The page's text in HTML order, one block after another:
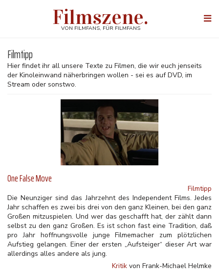
Filmszene.
VON FILMFANS, FÜR FILMFANS
Filmtipp
Hier findet ihr all unsere Texte zu Filmen, die wir euch jenseits
der Kinoleinwand näherbringen wollen - sei es auf DVD, im
Stream oder sonstwo.
One False Move
Filmtipp
Die Neunziger sind das Jahrzehnt des Independent Films. Jedes
Jahr schaffen es zwei bis drei von den ganz Kleinen, bei den ganz
Großen mitzuspielen. Und wer das geschafft hat, der zählt dann
selbst zu den ganz Großen. Es ist schon fast eine Tradition, daß
pro Jahr hoffnungsvolle junge Filmemacher zum plötzlichen
Aufstieg gelangen. Einer der ersten „Aufsteiger“ dieser Art war
allerdings alles andere als jung.
Kritik von Frank-Michael Helmke